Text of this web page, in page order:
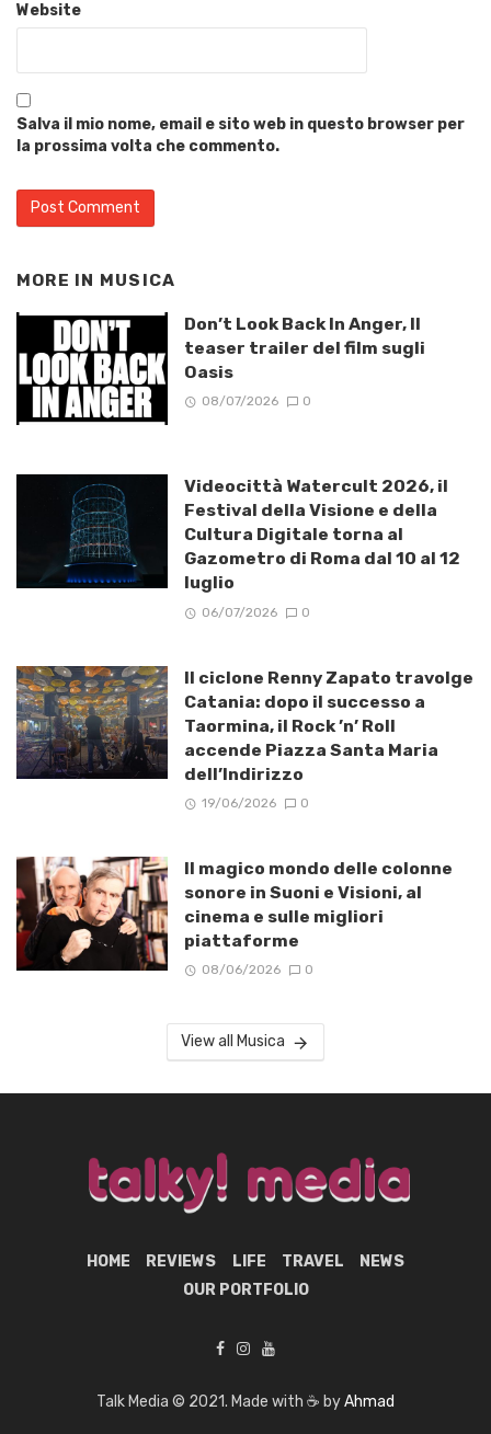
Website
Salva il mio nome, email e sito web in questo browser per
la prossima volta che commento.
MORE IN MUSICA
Don’t Look Back In Anger, Il
teaser trailer del film sugli
Oasis
08/07/2026 0
Videocittà Watercult 2026, il
Festival della Visione e della
Cultura Digitale torna al
Gazometro di Roma dal 10 al 12
luglio
06/07/2026 0
Il ciclone Renny Zapato travolge
Catania: dopo il successo a
Taormina, il Rock ’n’ Roll
accende Piazza Santa Maria
dell’Indirizzo
19/06/2026 0
Il magico mondo delle colonne
sonore in Suoni e Visioni, al
cinema e sulle migliori
piattaforme
08/06/2026 0
View all Musica
HOME REVIEWS LIFE TRAVEL
NEWS
OUR PORTFOLIO
Talk Media © 2021. Made with ☕ byAhmad